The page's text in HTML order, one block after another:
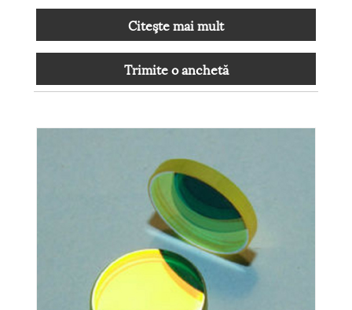
Citeşte mai mult
Trimite o anchetă